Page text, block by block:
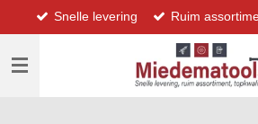
direct
naar
hoofdinhoud
Snelle levering Ruim